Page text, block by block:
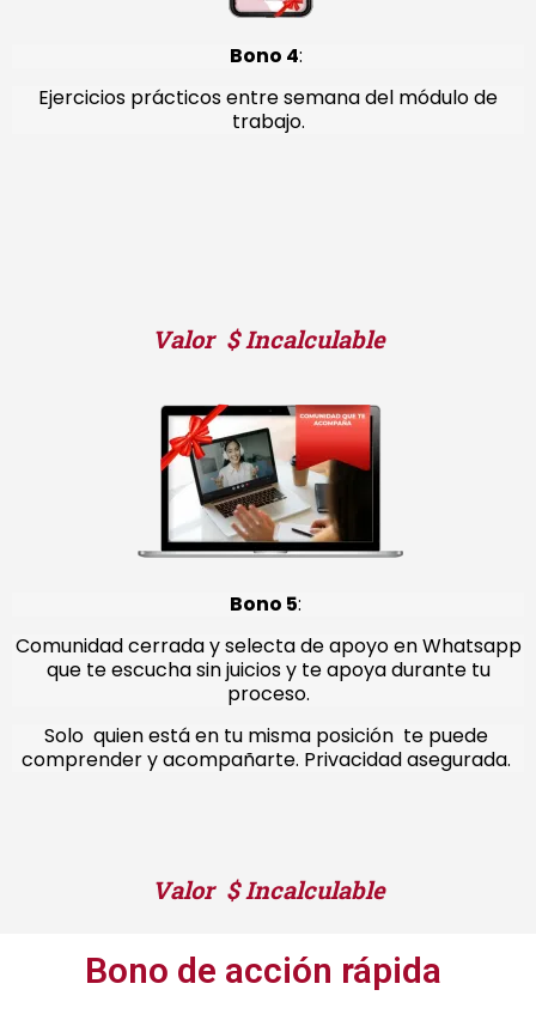
Bono 4:
Ejercicios prácticos entre semana del módulo de
trabajo.
Valor $ Incalculable
Bono 5:
Comunidad cerrada y selecta de apoyo en Whatsapp
que te escuchasin juicios y te apoya durante tu
proceso.
Solo quien está en tu misma posición te puede
comprender y acompañarte. Privacidad asegurada.
Valor $ Incalculable
Bono de acción rápida